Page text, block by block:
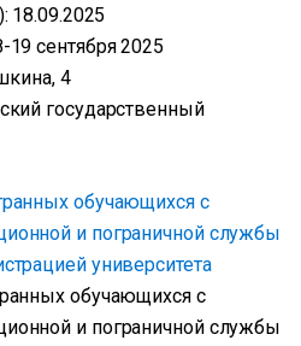
18.09.2025
сентября 2025
4
государственный
обучающихся с
и пограничной службы
университета
обучающихся с
и пограничной службы